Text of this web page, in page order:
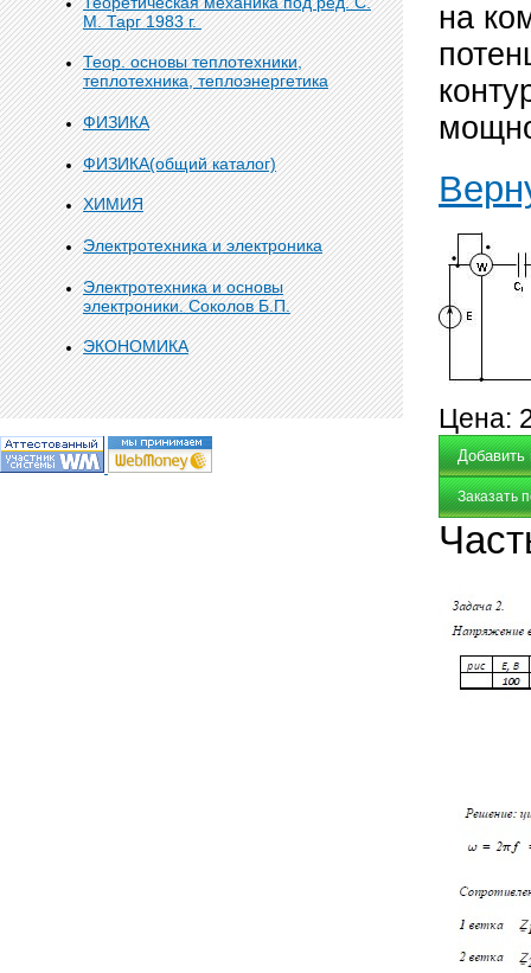
М. Тарг 1983 г.
Теор. основы теплотехники,
теплотехника, теплоэнергетика
ФИЗИКА
ФИЗИКА(общий каталог)
ХИМИЯ
Электротехника и электроника
Электротехника и основы
электроники. Соколов Б.П.
ЭКОНОМИКА
на
Цена:
Заказать